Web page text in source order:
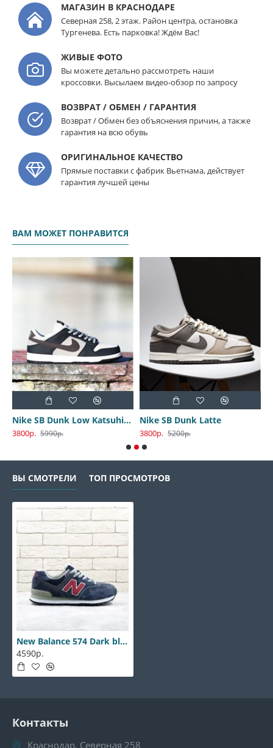
МАГАЗИН В КРАСНОДАРЕ
Северная 258, 2 этаж. Район центра, остановка
Тургенева. Есть парковка! Ждём Вас!
ЖИВЫЕ ФОТО
Вы можете детально рассмотреть наши
кроссовки. Высылаем видео-обзор по запросу
ВОЗВРАТ / ОБМЕН / ГАРАНТИЯ
Возврат / Обмен без объяснения причин, а также
гарантия на всю обувь
ОРИГИНАЛЬНОЕ КАЧЕСТВО
Прямые поставки с фабрик Вьетнама, действует
гарантия лучшей цены
ВАМ МОЖЕТ ПОНРАВИТСЯ
Nike SB Dunk Low Katsuhiro Otomo
3800р. 5990р.
Nike SB Dunk Latte
3800р. 5200р.
ВЫ СМОТРЕЛИ ТОП ПРОСМОТРОВ
New Balance 574 Dark blue-red
4590р.
Контакты
Краснодар, Северная 258